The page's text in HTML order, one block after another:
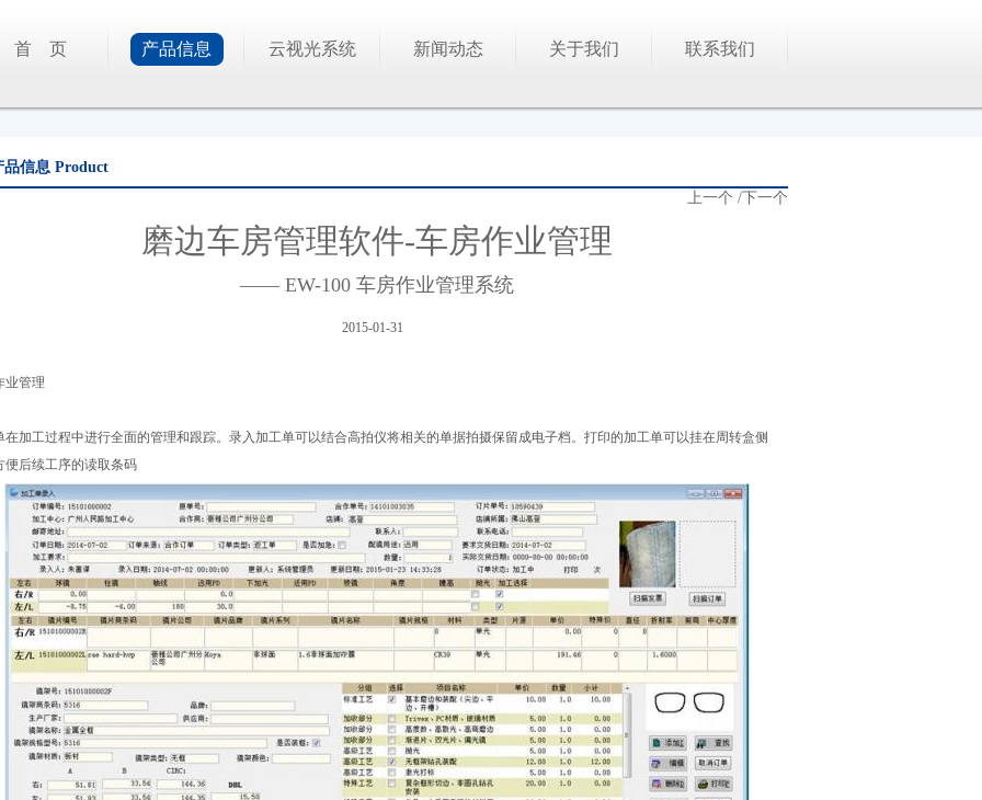
首 页 产品信息 云视光系统 新闻动态 关于我们 联系我们
品信息 Product
上一个 /下一个
磨边车房管理软件-车房作业管理
—— EW-100 车房作业管理系统
2015-01-31
业管理
在加工过程中进行全面的管理和跟踪。录入加工单可以结合高拍仪将相关的单据拍摄保留成电子档。打印的加工单可以挂在周转盒侧
便后续工序的读取条码